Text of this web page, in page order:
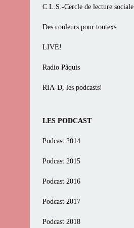
C.L.S.-Cercle de lecture sociale
Des couleurs pour toutexs
LIVE!
Radio Pâquis
RIA-D, les podcasts!
LES PODCAST
Podcast 2014
Podcast 2015
Podcast 2016
Podcast 2017
Podcast 2018